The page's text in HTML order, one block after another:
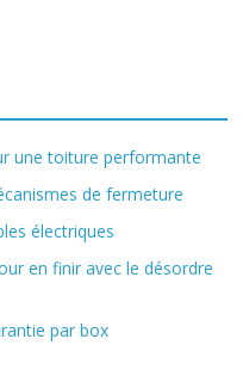
une toiture performante
de fermeture
électriques
en finir avec le désordre
par box